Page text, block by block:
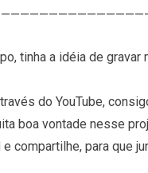
tinha a idéia de
do YouTube,
boa vontade nesse
compartilhe, para que